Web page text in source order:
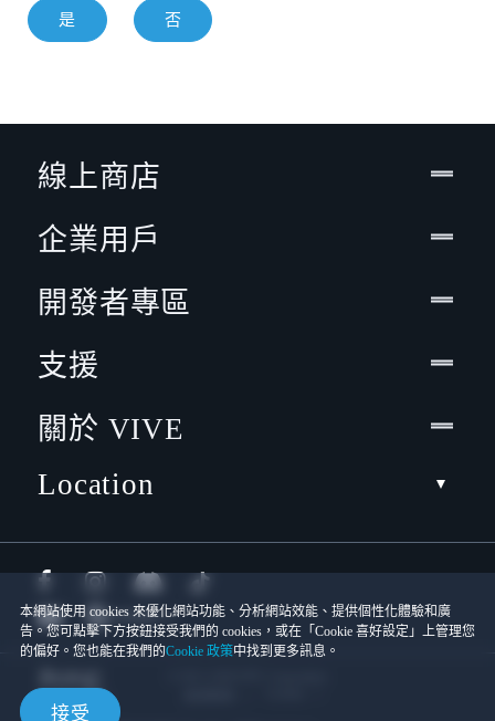
是 否
本網站使用 cookies 來優化網站功能、分析網站效能、提供個性化體驗和廣
告。您可點擊下方按鈕接受我們的 cookies，或在「Cookie 喜好設定」上管理您
的偏好。您也能在我們的Cookie 政策中找到更多訊息。
接受
線上商店
企業用戶
開發者專區
支援
關於 VIVE
Location